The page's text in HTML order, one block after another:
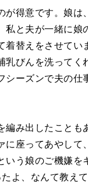
得意です。娘は
私と夫が一緒に
替えをさせてい
びんを洗って
シーズンで夫の
み出したこと
に座ってあやし
う娘のご機嫌
よ、なんて教えて